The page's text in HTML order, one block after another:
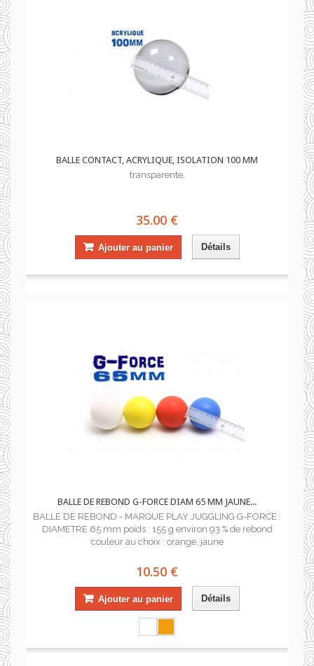
BALLE CONTACT, ACRYLIQUE, ISOLATION 100 MM
transparente,
35.00 €
Ajouter au panier Détails
BALLE DE REBOND G-FORCE DIAM 65 MM JAUNE...
BALLE DE REBOND - MARQUE PLAY JUGGLING G-FORCE :
DIAMETRE 65 mm poids : 155 g environ 93 % de rebond
couleur au choix : orange, jaune
10.50 €
Ajouter au panier Détails